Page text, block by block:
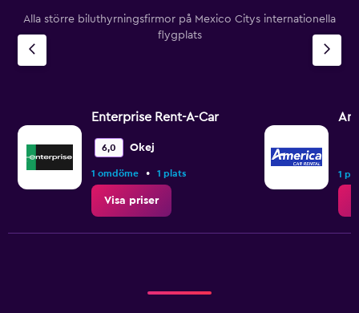
Alla större biluthyrningsfirmor på Mexico Citys internationella
flygplats
Enterprise Rent-A-Car
6,0 Okej
1 omdöme • 1 plats
Visa priser
1